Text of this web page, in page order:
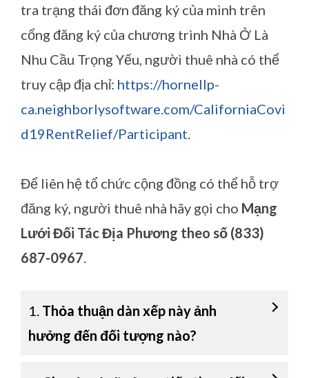
tra trạng thái đơn đăng ký của mình trên
cổng đăng ký của chương trình Nhà Ở Là
Nhu Cầu Trọng Yếu, người thuê nhà có thể
truy cập địa chỉ: https://hornellp-
ca.neighborlysoftware.com/CaliforniaCovi
d19RentRelief/Participant
Để liên hệ tổ chức cộng đồng có thể hỗ trợ
đăng ký, người thuê nhà hãy gọi cho Mạng
Lưới Đối Tác Địa Phương theo số (833)
687-0967
1. Thỏa thuận dàn xếp này ảnh
hưởng đến đối tượng nào?